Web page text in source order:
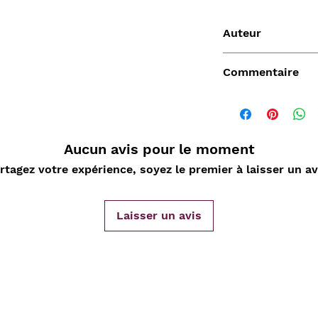
Auteur
Commentaire
Aucun avis pour le moment
votre expérience, soyez le premier à laisser un
Laisser un avis
Vendu